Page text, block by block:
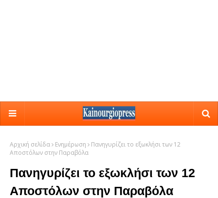
Αρχική σελίδα Ενημέρωση
Πανηγυρίζει το εξωκλήσι των 12
Αποστόλων στην Παραβόλα
Πανηγυρίζει το εξωκλήσι των 12
Αποστόλων στην Παραβόλα